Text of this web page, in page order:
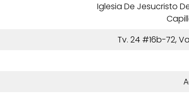
Iglesia De Jesucristo
Tv. 24 #16b-72,